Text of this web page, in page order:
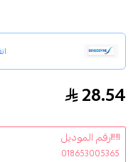
سنسوداين اكسترا فريش100
28.54
رقم الموديل
018653005365